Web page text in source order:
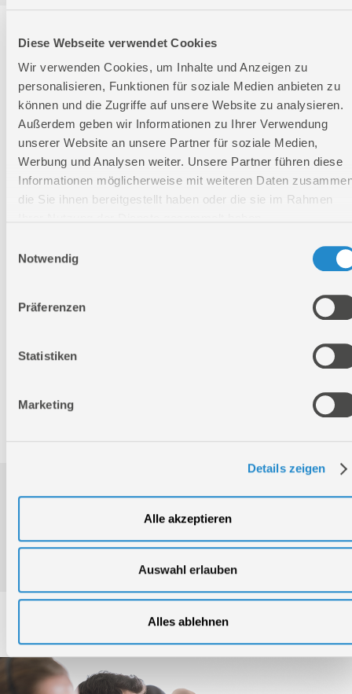
Diese Webseite verwendet Cookies
Wir verwenden Cookies, um Inhalte und Anzeigen zu
personalisieren, Funktionen für soziale Medien anbieten zu
können und die Zugriffe auf unsere Website zu analysieren.
Außerdem geben wir Informationen zu Ihrer Verwendung
unserer Website an unsere Partner für soziale Medien,
Werbung und Analysen weiter. Unsere Partner führen diese
Informationen möglicherweise mit weiteren Daten
die Sie ihnen bereitgestellt haben oder die sie im Rahmen
Notwendig
Präferenzen
Statistiken
Marketing
Details zeigen
Alle akzeptieren
Auswahl erlauben
Alles ablehnen
Technische Daten
Technische Daten
Einsatzzweck:
Greifen
Arbeitsbreite:
150 mm
passend zu Art.-Nr.:
Länge:
350 mm
4015671959256
Artikelnummer:
Downloads
Produktinformation
Service